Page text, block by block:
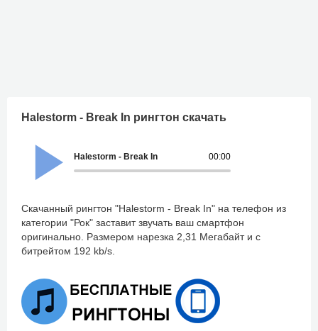
Halestorm - Break In рингтон скачать
00:00
Halestorm - Break In
Скачанный рингтон "Halestorm - Break In" на телефон из
категории "Рок" заставит звучать ваш смартфон
оригинально. Размером нарезка 2,31 Мегабайт и с
битрейтом 192 kb/s.